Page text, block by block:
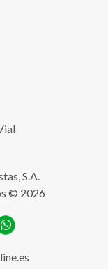
S.A.
© 2026